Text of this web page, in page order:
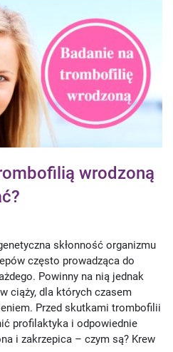
wrodzoną
skłonność organizmu
często prowadząca do
Powinny na nią jednak
ciąży, dla których czasem
Przed skutkami trombofilii
profilaktyka i odpowiednie
i zakrzepica – czym są? Krew